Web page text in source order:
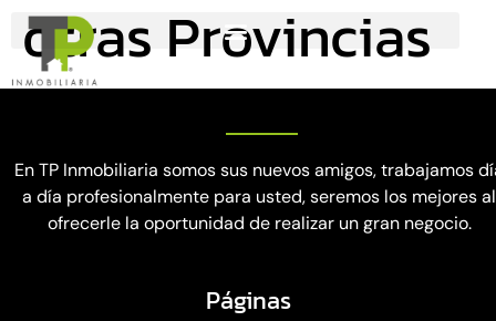
otras Provincias
En TP Inmobiliaria somos sus nuevos amigos, trabajamos
a día profesionalmente para usted, seremos los mejores al
ofrecerle la oportunidad de realizar un gran negocio.
Páginas